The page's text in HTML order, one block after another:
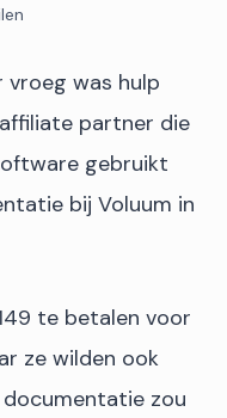
vroeg was hulp
partner die
gebruikt
bij Voluum in
te betalen voor
ze wilden ook
zou